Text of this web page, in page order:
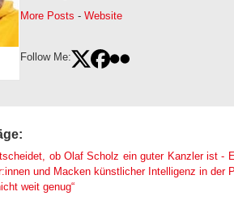
More Posts -Website
Follow Me:
ob Olaf Scholz ein guter Kanzler ist -
und Macken künstlicher Intelligenz in der
weit genug“